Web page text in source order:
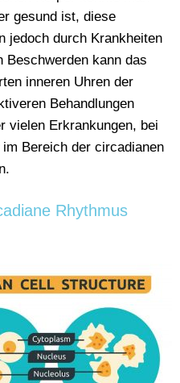
gesund ist, diese
jedoch durch Krankheiten
Beschwerden kann das
inneren Uhren der
Behandlungen
vielen Erkrankungen, bei
Bereich der circadianen
Rhythmus